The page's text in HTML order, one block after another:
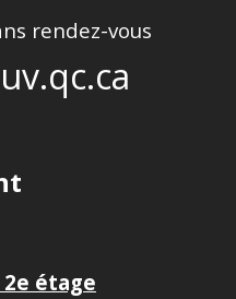
rendez-vous
étage